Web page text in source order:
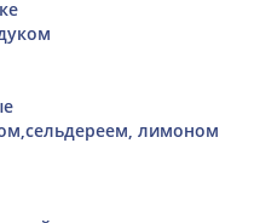
лимоном